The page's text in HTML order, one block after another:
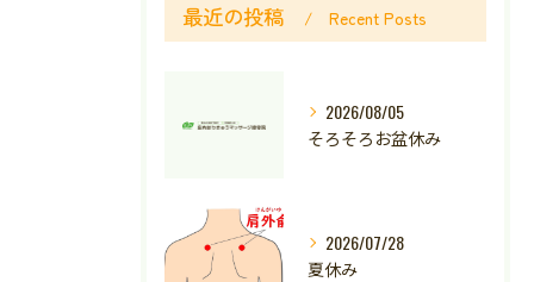
最近の投稿 Recent Posts
2026/08/05
そろそろお盆休み
2026/07/28
夏休み